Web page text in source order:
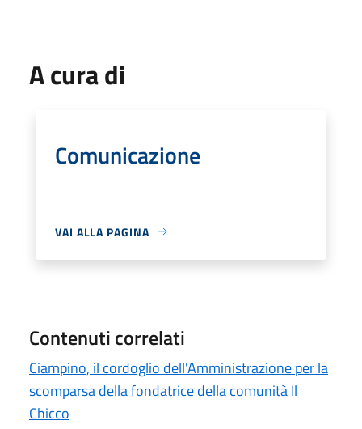
A cura di
Comunicazione
VAI ALLA PAGINA
Contenuti correlati
Ciampino, il cordoglio dell'Amministrazione per la
scomparsa della fondatrice della comunità Il
Chicco